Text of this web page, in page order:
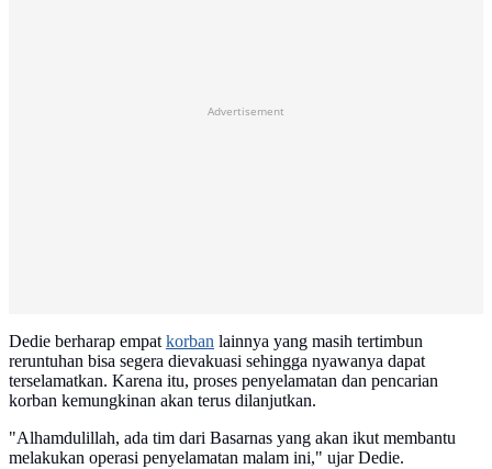
Advertisement
Dedie berharap empatkorban lainnya yang masih tertimbun
reruntuhan bisa segera dievakuasi sehingga nyawanya dapat
terselamatkan. Karena itu, proses penyelamatan dan pencarian
korban kemungkinan akan terus dilanjutkan.
"Alhamdulillah, ada tim dari Basarnas yang akan ikut membantu
melakukan operasi penyelamatan malam ini," ujar Dedie.